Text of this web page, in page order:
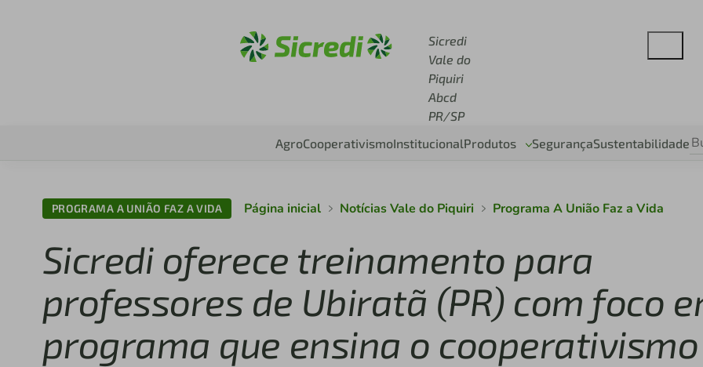
Sicredi
Vale do
Piquiri
Abcd
PR/SP
AgroCooperativismoInstitucionalProdutos SegurançaSustentabilidade
PROGRAMA A UNIÃO FAZ A VIDA Página inicial Notícias Vale do Piquiri Programa A União Faz a Vida
Sicredi oferece treinamento para
professores de Ubiratã (PR) com foco
programa que ensina o cooperativismo